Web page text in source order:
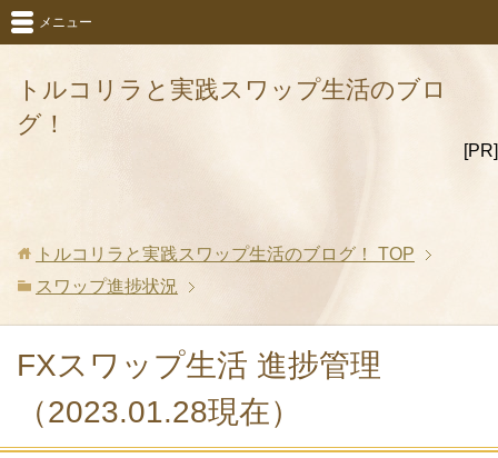
トルコリラと実践スワップ生活のブロ
グ！
[PR]
メニュー
トルコリラと実践スワップ生活のブログ！
TOP
スワップ進捗状況
FXスワップ生活 進捗管理
（2023.01.28現在）